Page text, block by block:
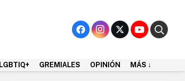
LGBTIQ+ GREMIALES OPINIÓN MÁS ↓